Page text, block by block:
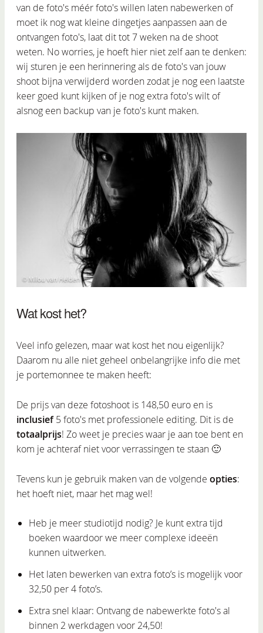
van de foto's méér foto's willen laten nabewerken of
moet ik nog wat kleine dingetjes aanpassen aan de
ontvangen foto's, laat dit tot 7 weken na de shoot
weten. No worries, je hoeft hier niet zelf aan te denken:
wij sturen je een herinnering als de foto's van jouw
shoot bijna verwijderd worden zodat je nog een laatste
keer goed kunt kijken of je nog extra foto's wilt of
alsnog een backup van je foto's kunt maken.
Wat kost het?
Veel info gelezen, maar wat kost het nou eigenlijk?
Daarom nu alle niet geheel onbelangrijke info die met
je portemonnee te maken heeft:
De prijs van deze fotoshoot is 148,50 euro en is
inclusief5 foto's met professionele editing. Dit is de
totaalprijs! Zo weet je precies waar je aan toe bent en
kom je achteraf niet voor verrassingen te staan 🙂
Tevens kun je gebruik maken van de volgende opties:
het hoeft niet, maar het mag wel!
Heb je meer studiotijd nodig? Je kunt extra tijd
boeken waardoor we meer complexe ideeën
kunnen uitwerken.
Het laten bewerken van extra foto’s is mogelijk voor
32,50 per 4 foto’s.
Extra snel klaar: Ontvang de nabewerkte foto's al
binnen 2 werkdagen voor 24,50!